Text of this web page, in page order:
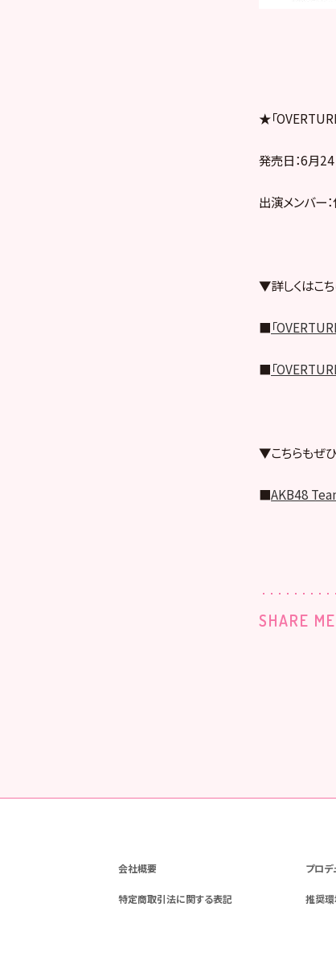
★「
発売日：6月24
出演メンバー
▼詳しくはこち
■「
■「
▼こちらもぜひ
■AKB48
SHARE
会社概要 プロデ
特定商取引法に関する表記 推奨環